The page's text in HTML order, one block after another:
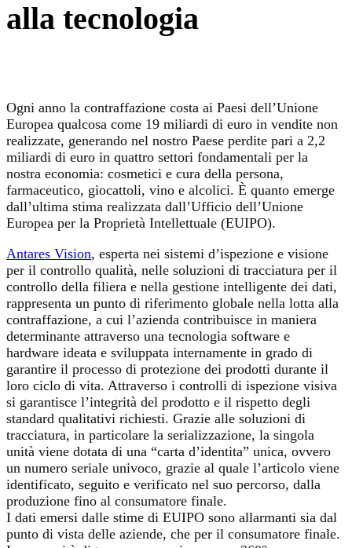
alla tecnologia
Ogni anno la contraffazione costa ai Paesi dell’Unione
Europea qualcosa come 19 miliardi di euro in vendite non
realizzate, generando nel nostro Paese perdite pari a 2,2
miliardi di euro in quattro settori fondamentali per la
nostra economia: cosmetici e cura della persona,
farmaceutico, giocattoli, vino e alcolici. È quanto emerge
dall’ultima stima realizzata dall’Ufficio dell’Unione
Europea per la Proprietà Intellettuale (EUIPO).
Antares Vision, esperta nei sistemi d’ispezione e visione
per il controllo qualità, nelle soluzioni di tracciatura per il
controllo della filiera e nella gestione intelligente dei dati,
rappresenta un punto di riferimento globale nella lotta alla
contraffazione, a cui l’azienda contribuisce in maniera
determinante attraverso una tecnologia software e
hardware ideata e sviluppata internamente in grado di
garantire il processo di protezione dei prodotti durante il
loro ciclo di vita. Attraverso i controlli di ispezione visiva
si garantisce l’integrità del prodotto e il rispetto degli
standard qualitativi richiesti. Grazie alle soluzioni di
tracciatura, in particolare la serializzazione, la singola
unità viene dotata di una “carta d’identita” unica, ovvero
un numero seriale univoco, grazie al quale l’articolo viene
identificato, seguito e verificato nel suo percorso, dalla
produzione fino al consumatore finale.
I dati emersi dalle stime di EUIPO sono allarmanti sia dal
punto di vista delle aziende, che per il consumatore finale.